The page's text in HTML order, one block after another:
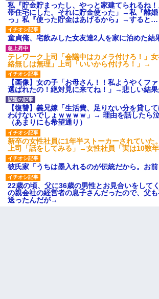
私『貯金貯まったし、やっと家建てられるね
帯住宅にした。それに貯金使った」→私『離婚
っ」私『使った貯金はあげるから』→すると…
童貞俺、宅飲みした女友達2人を家に泊めた結
テレワーク上司「会議中はカメラ付けろ！」
絡無しは無理」上司「いいから付けろ！」→
【画像】女の子「お母さん！！私ようやくフ
選ばれたの！絶対見に来てね！」→悲しい結果
【復讐】義兄嫁「生活費、足りない分を貸し
わけないでしょｗｗｗｗ」→ 理由を話したら
（あまりにも希望通り）
新卒の女性社員に1年半ストーカーされていた
上司「話をしてみる」→女性社員「実は10数
彼氏家「うちは墨入れるのが伝統だから。お
22歳の頃、父に36歳の男性とお見合いをして
の親会社の経営者の息子さんだったので、父
送ったんだが→